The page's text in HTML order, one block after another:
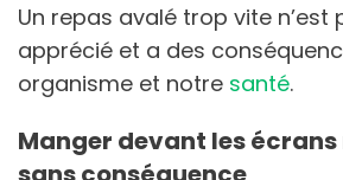
Un repas avalé trop vite n’est
apprécié et a des
organisme et notre santé.
Manger devant les écrans